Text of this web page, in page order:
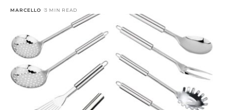
MARCELLO 3 MIN READ